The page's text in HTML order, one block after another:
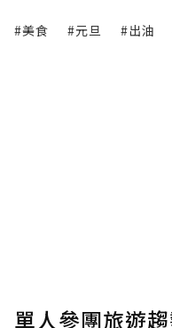
#美食 #元旦 #出油
單人參團旅遊